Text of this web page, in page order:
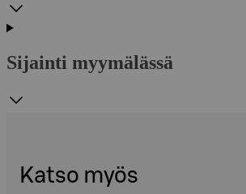
Sijainti myymälässä
Katso myös